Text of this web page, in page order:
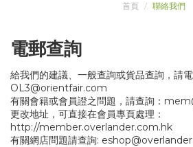
首頁 聯絡我們
電郵查詢
給我們的建議、一般查詢或貨品查詢，請電
OL3@orientfair.com
有關會籍或會員證之問題，請查詢：
更改地址，可直接在會員專頁處理：
http://member.overlander.com.hk
有關網店問題請查詢: